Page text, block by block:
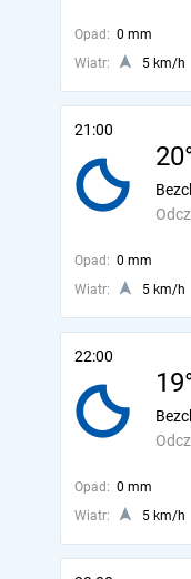
Opad: 0 mm
Wiatr:
5 km/h
21:00
Opad: 0 mm
Wiatr:
5 km/h
22:00
Opad: 0 mm
Wiatr:
5 km/h